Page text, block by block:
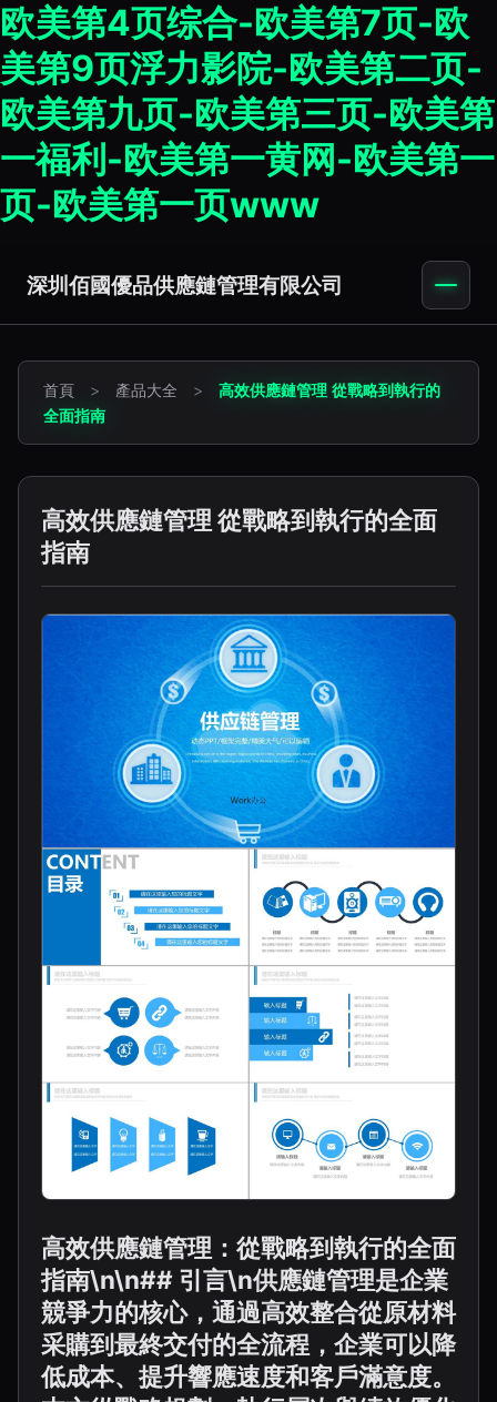
欧美第4页综合-欧美第7页-欧
美第9页浮力影院-欧美第二页-
欧美第九页-欧美第三页-欧美第
一福利-欧美第一黄网-欧美第一
页-欧美第一页www
深圳佰國優品供應鏈管理有限公司
首頁 > 產品大全 >
高效供應鏈管理 從戰略到執行的
全面指南
高效供應鏈管理 從戰略到執行的全面
指南
高效供應鏈管理：從戰略到執行的全面
指南\n\n## 引言\n供應鏈管理是企業
競爭力的核心，通過高效整合從原材料
采購到最終交付的全流程，企業可以降
低成本、提升響應速度和客戶滿意度。